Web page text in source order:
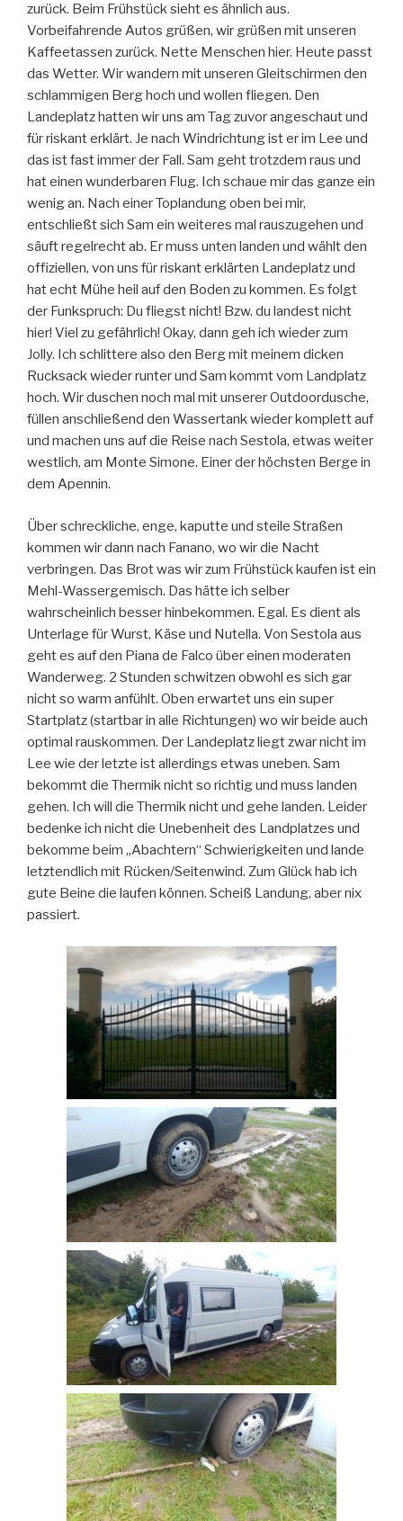
zurück. Beim Frühstück sieht es ähnlich aus.
Vorbeifahrende Autos grüßen, wir grüßen mit unseren
Kaffeetassen zurück. Nette Menschen hier. Heute passt
das Wetter. Wir wandern mit unseren Gleitschirmen den
schlammigen Berg hoch und wollen fliegen. Den
Landeplatz hatten wir uns am Tag zuvor angeschaut und
für riskant erklärt. Je nach Windrichtung ist er im Lee und
das ist fast immer der Fall. Sam geht trotzdem raus und
hat einen wunderbaren Flug. Ich schaue mir das ganze ein
wenig an. Nach einer Toplandung oben bei mir,
entschließt sich Sam ein weiteres mal rauszugehen und
säuft regelrecht ab. Er muss unten landen und wählt den
offiziellen, von uns für riskant erklärten Landeplatz und
hat echt Mühe heil auf den Boden zu kommen. Es folgt
der Funkspruch: Du fliegst nicht! Bzw. du landest nicht
hier! Viel zu gefährlich! Okay, dann geh ich wieder zum
Jolly. Ich schlittere also den Berg mit meinem dicken
Rucksack wieder runter und Sam kommt vom Landplatz
hoch. Wir duschen noch mal mit unserer Outdoordusche,
füllen anschließend den Wassertank wieder komplett auf
und machen uns auf die Reise nach Sestola, etwas weiter
westlich, am Monte Simone. Einer der höchsten Berge in
dem Apennin.
Über schreckliche, enge, kaputte und steile Straßen
kommen wir dann nach Fanano, wo wir die Nacht
verbringen. Das Brot was wir zum Frühstück kaufen ist ein
Mehl-Wassergemisch. Das hätte ich selber
wahrscheinlich besser hinbekommen. Egal. Es dient als
Unterlage für Wurst, Käse und Nutella. Von Sestola aus
geht es auf den Piana de Falco über einen moderaten
Wanderweg. 2 Stunden schwitzen obwohl es sich gar
nicht so warm anfühlt. Oben erwartet uns ein super
Startplatz (startbar in alle Richtungen) wo wir beide auch
optimal rauskommen. Der Landeplatz liegt zwar nicht im
Lee wie der letzte ist allerdings etwas uneben. Sam
bekommt die Thermik nicht so richtig und muss landen
gehen. Ich will die Thermik nicht und gehe landen. Leider
bedenke ich nicht die Unebenheit des Landplatzes und
bekomme beim „Abachtern“ Schwierigkeiten und lande
letztendlich mit Rücken/Seitenwind. Zum Glück hab ich
gute Beine die laufen können. Scheiß Landung, aber nix
passiert.